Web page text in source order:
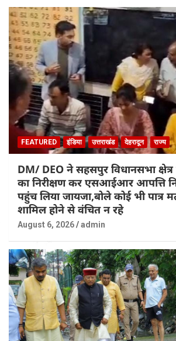
FEATURED इंडिया उत्तराखंड देहरादून राज्य
DM/ DEO ने सहसपुर विधानसभा
का निरीक्षण कर एसआईआर आपत्ति
पहुंच लिया जायजा,बोले कोई भी पात्र
शामिल होने से वंचित न रहे
August 6, 2026 admin